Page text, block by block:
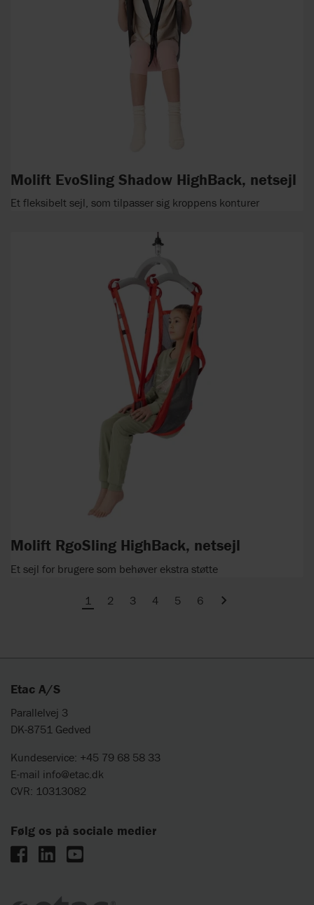
Molift EvoSling Shadow HighBack, netsejl
Et fleksibelt sejl, som tilpasser sig kroppens konturer
Molift RgoSling HighBack, netsejl
Et sejl for brugere som behøver ekstra støtte
1 2 3 4 5
6
Etac A/S
Parallelvej 3
DK-8751 Gedved
Kundeservice: +45 79 68 58 33
E-mail info@etac.dk
CVR: 10313082
Følg os på sociale medier